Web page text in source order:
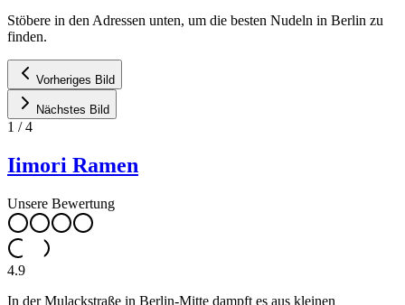
Stöbere in den Adressen unten, um die besten Nudeln in Berlin zu
finden.
Vorheriges Bild
Nächstes Bild
1 /4
Iimori Ramen
Unsere Bewertung
4.9
In der Mulackstraße in Berlin-Mitte dampft es aus kleinen